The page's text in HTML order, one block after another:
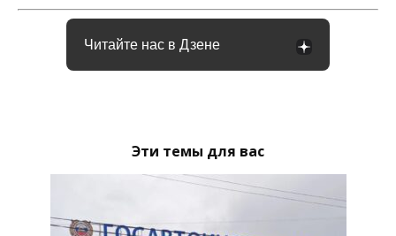
Читайте нас в Дзене
Эти темы для вас